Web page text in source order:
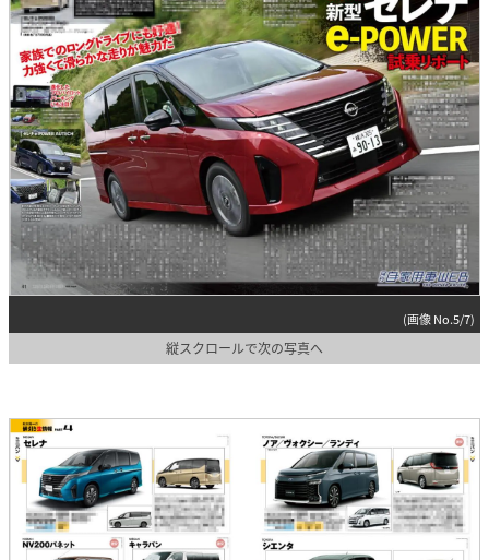
(画像 No.5/7)
縦スクロールで次の写真へ